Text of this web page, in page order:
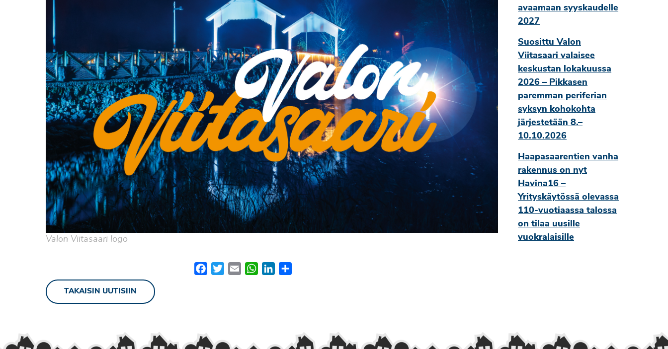
Valon Viitasaari logo
FacebookTwitterEmail WhatsApp
LinkedIn
TAKAISIN UUTISIIN
avaamaan syyskaudelle
2027
Suosittu Valon
Viitasaari valaisee
keskustan lokakuussa
2026 – Pikkasen
paremman periferian
syksyn kohokohta
järjestetään 8.–
10.10.2026
Haapasaarentien vanha
rakennus on nyt
Havina16 –
Yrityskäytössä olevassa
110-vuotiaassa talossa
on tilaa uusille
vuokralaisille